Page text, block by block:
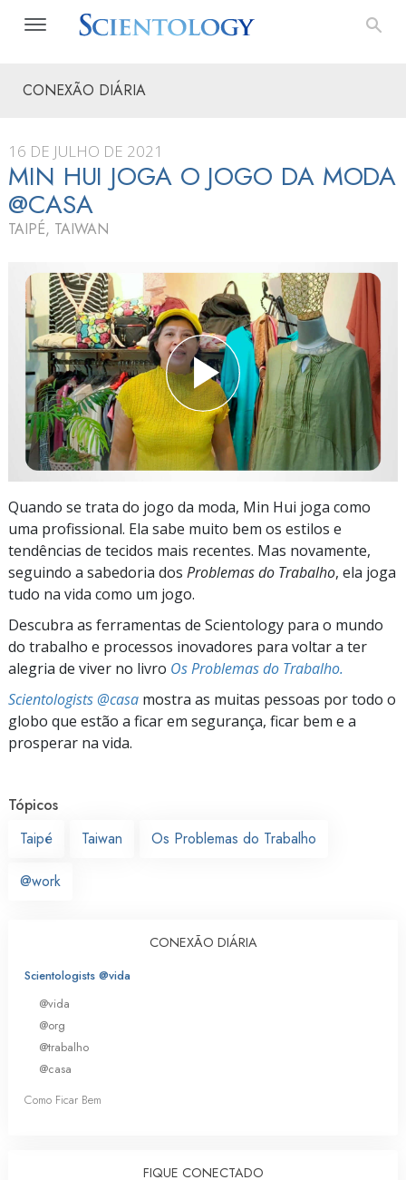
CONEXÃO DIÁRIA
16 DE JULHO DE 2021
MIN HUI JOGA O JOGO DA MODA
@CASA
TAIPÉ, TAIWAN
Quando se trata do jogo da moda, Min Hui joga como
uma profissional. Ela sabe muito bem os estilos e
tendências de tecidos mais recentes. Mas novamente,
seguindo a sabedoria dos Problemas do Trabalho, ela joga
tudo na vida como um jogo.
Descubra as ferramentas de Scientology para o mundo
do trabalho e processos inovadores para voltar a ter
alegria de viver no livro Os Problemas do Trabalho.
Scientologists @casa mostra as muitas pessoas por todo o
globo que estão a ficar em segurança, ficar bem e a
prosperar na vida.
Tópicos
Taipé
Taiwan Os Problemas do Trabalho
@work
CONEXÃO DIÁRIA
Scientologists @vida
@vida
@org
@trabalho
@casa
Como Ficar Bem
FIQUE CONECTADO